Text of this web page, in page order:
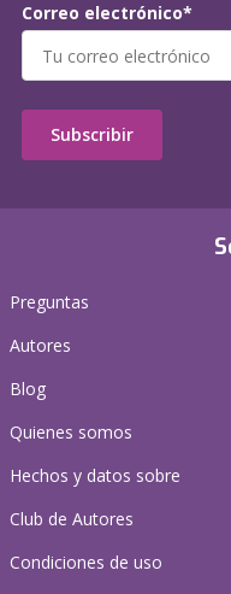
Preguntas
Autores
Blog
Quienes somos
Hechos y datos sobre
Club de Autores
Condiciones de uso
Correo electrónico*
Subscribir